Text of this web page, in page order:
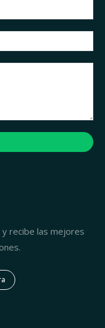
recibe las mejores